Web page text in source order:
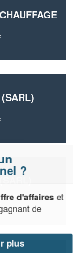
?
d'affaireset
de
plus